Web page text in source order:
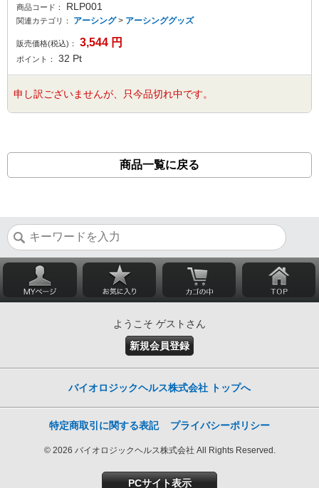
商品コード： RLP001
関連カテゴリ： アーシング> アーシンググッズ
販売価格(税込)： 3,544 円
ポイント： 32 Pt
申し訳ございませんが、只今品切れ中です。
商品一覧に戻る
ようこそ ゲストさん
新規会員登録
バイオロジックヘルス株式会社 トップへ
特定商取引に関する表記 プライバシーポリシー
© 2026 バイオロジックヘルス株式会社 All Rights Reserved.
PCサイト表示